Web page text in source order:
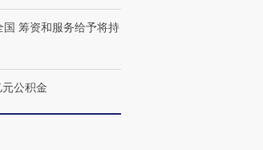
国 筹资和服务给予将持
元公积金